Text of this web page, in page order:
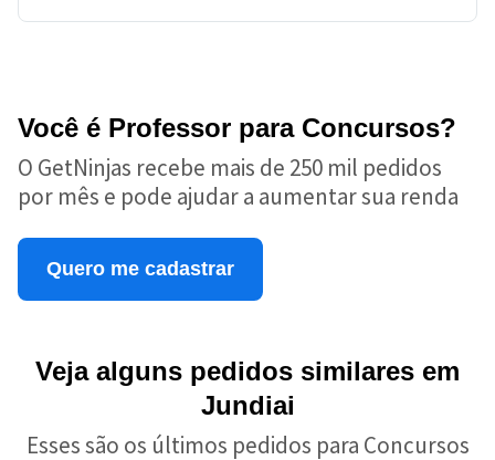
Você é Professor para Concursos?
O GetNinjas recebe mais de 250 mil pedidos
por mês e pode ajudar a aumentar sua renda
Quero me cadastrar
Veja alguns pedidos similares em
Jundiai
Esses são os últimos pedidos para Concursos